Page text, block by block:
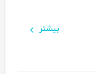
بیشتر